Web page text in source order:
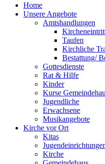
Home
Unsere Angebote
Amtshandlungen
Taufen
Kirchliche
Bestattung/
Gottesdienste
Rat & Hilfe
Kinder
Kurse
Jugendliche
Erwachsene
Musikangebote
Kirche vor Ort
Kitas
Kirche